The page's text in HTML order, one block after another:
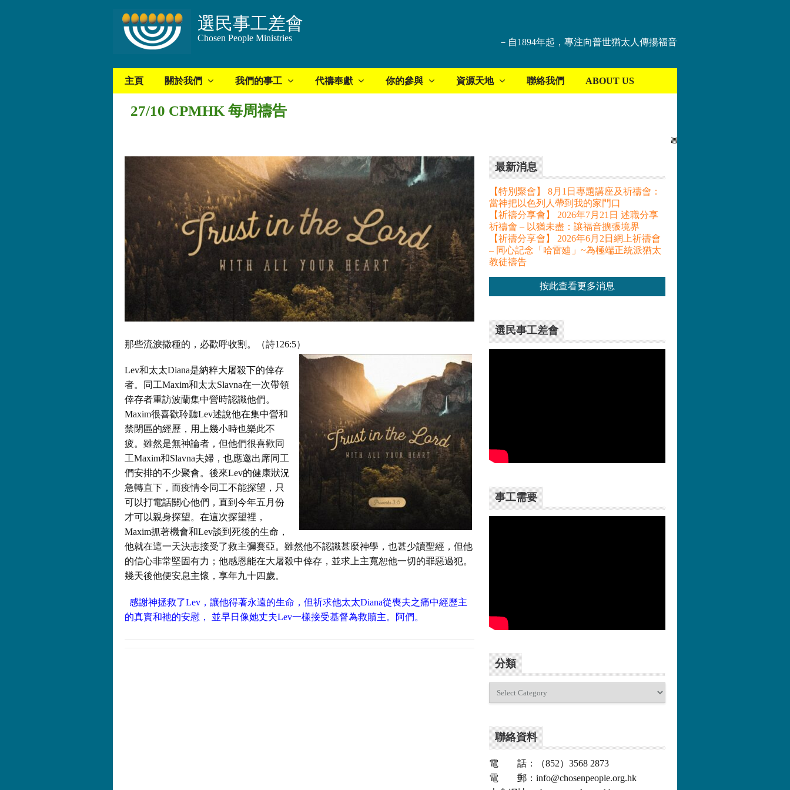
選民事工差會
Chosen People Ministries －自1894年起，專注向普世猶太人傳揚福音
主頁 關於我們 我們的事工 代禱奉獻 你的參與 資源天地 聯絡我們 ABOUT US
27/10 CPMHK 每周禱告
那些流淚撒種的，必歡呼收割。（詩126:5）
Lev和太太Diana是納粹大屠殺下的倖存
者。同工Maxim和太太Slavna在一次帶領
倖存者重訪波蘭集中營時認識他們。
Maxim很喜歡聆聽Lev述說他在集中營和
禁閉區的經歷，用上幾小時也樂此不
疲。雖然是無神論者，但他們很喜歡同
工Maxim和Slavna夫婦，也應邀出席同工
們安排的不少聚會。後來Lev的健康狀況
急轉直下，而疫情令同工不能探望，只
可以打電話關心他們，直到今年五月份
才可以親身探望。在這次探望裡，
Maxim抓著機會和Lev談到死後的生命，
他就在這一天決志接受了救主彌賽亞。雖然他不認識甚麼神學，也甚少讀聖經，但他
的信心非常堅固有力；他感恩能在大屠殺中倖存，並求上主寬恕他一切的罪惡過犯。
幾天後他便安息主懷，享年九十四歲。
感謝神拯救了Lev，讓他得著永遠的生命，但祈求他太太Diana從喪夫之痛中經歷主
的真實和衪的安慰， 並早日像她丈夫Lev一樣接受基督為救贖主。阿們。
最新消息
【特別聚會】 8月1日專題講座及祈禱會：
當神把以色列人帶到我的家門口
【祈禱分享會】 2026年7月21日 述職分享
祈禱會 – 以猶未盡：讓福音擴張境界
【祈禱分享會】 2026年6月2日網上祈禱會
– 同心記念「哈雷廸」~為極端正統派猶太
教徒禱告
按此查看更多消息
選民事工差會
事工需要
分類
聯絡資料
電 話：（852）3568 2873
電 郵：info@chosenpeople.org.hk